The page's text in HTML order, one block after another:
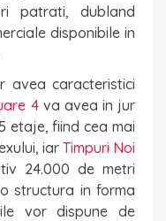
patrati, dubland
disponibile in
avea caracteristici
4va avea in jur
etaje, fiind cea mai
iarTimpuri Noi
24.000 de metri
structura in forma
vor dispune de